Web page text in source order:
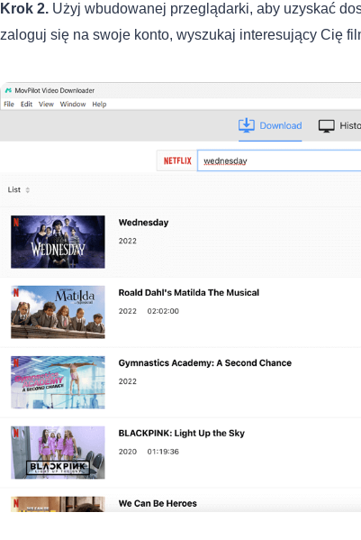
Krok 2. Użyj wbudowanej przeglądarki, aby uzyskać
zaloguj się na swoje konto, wyszukaj interesujący Cię